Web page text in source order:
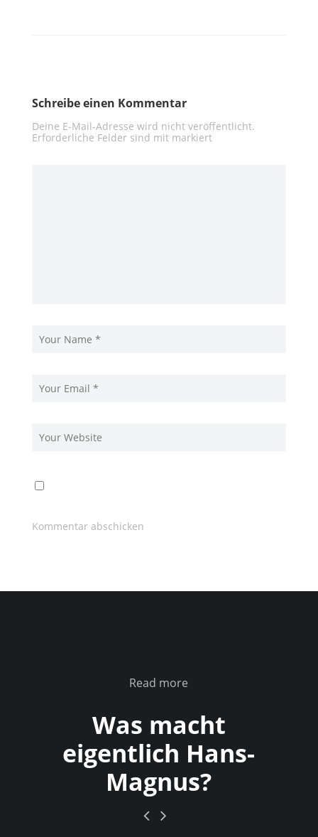
Schreibe einen Kommentar
Deine E-Mail-Adresse wird nicht veröffentlicht.
Erforderliche Felder sind mit markiert
Read more
Was macht
eigentlich Hans-
Magnus?